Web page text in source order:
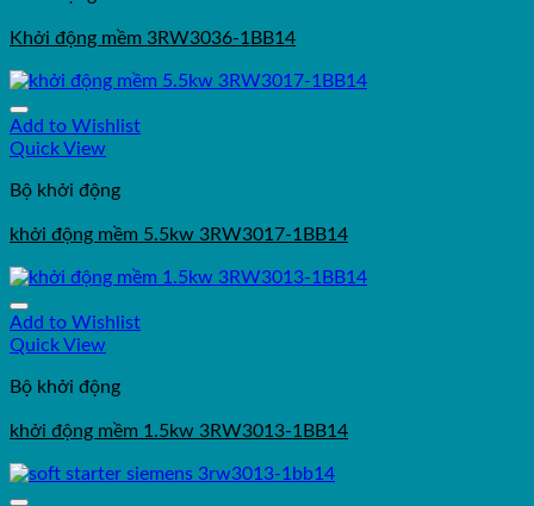
Khởi động mềm 3RW3036-1BB14
Add to Wishlist
Quick View
Bộ khởi động
khởi động mềm 5.5kw 3RW3017-1BB14
Add to Wishlist
Quick View
Bộ khởi động
khởi động mềm 1.5kw 3RW3013-1BB14